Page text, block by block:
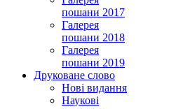
пошани 2017
Галерея
пошани 2018
Галерея
пошани 2019
Друковане слово
Нові видання
Наукові